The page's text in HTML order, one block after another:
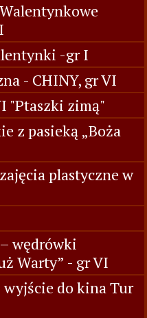
-gr I
- CHINY, gr VI
"Ptaszki zimą"
z pasieką „Boża
plastyczne w
wędrówki
Warty” - gr VI
wyjście do kina Tur